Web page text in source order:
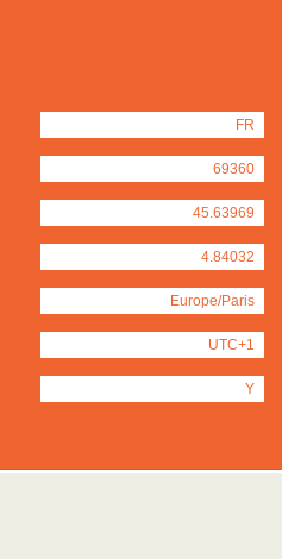
FR
69360
45.63969
4.84032
Europe/Paris
UTC+1
Y